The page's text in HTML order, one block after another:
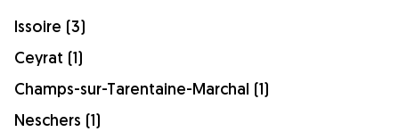
Issoire (3)
Ceyrat (1)
Champs-sur-Tarentaine-Marchal (1)
Neschers (1)